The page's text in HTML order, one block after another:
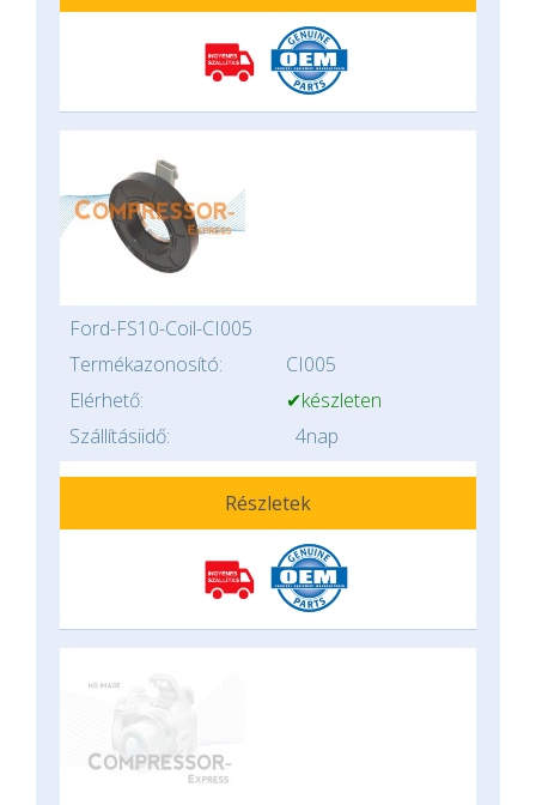
Ford-FS10-Coil-CI005
Termékazonosító:
CI005
Elérhető:
✔készleten
Szállításiidő:
4nap
Részletek